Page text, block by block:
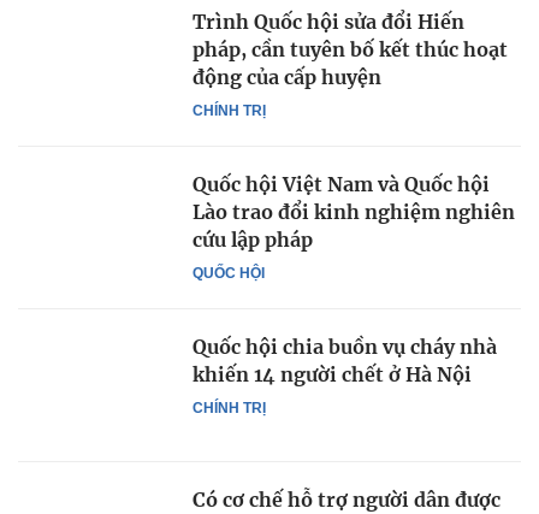
CHÍNH TRỊ
Trình Quốc hội sửa đổi Hiến
pháp, cần tuyên bố kết thúc hoạt
động của cấp huyện
QUỐC HỘI
Quốc hội Việt Nam và Quốc hội
Lào trao đổi kinh nghiệm nghiên
cứu lập pháp
CHÍNH TRỊ
Quốc hội chia buồn vụ cháy nhà
khiến 14 người chết ở Hà Nội
Có cơ chế hỗ trợ người dân được